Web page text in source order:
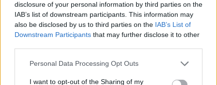
disclosure of your personal information by third parties on the
IAB’s list of downstream participants. This information may
also be disclosed by us to third parties on the IAB’s List of
Downstream Participants that may further disclose it to other
Personal Data Processing Opt Outs
I want to opt-out of the Sharing of my
In evidenza